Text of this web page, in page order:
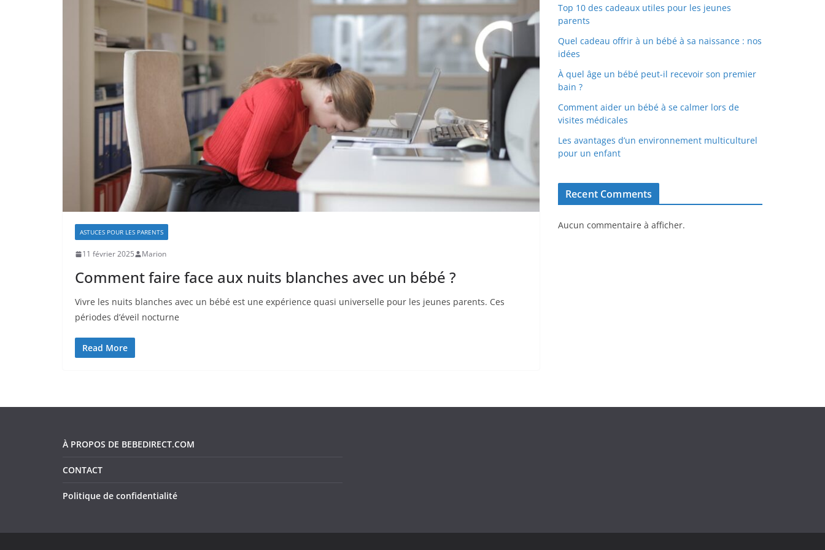
ASTUCES POUR LES PARENTS
11 février 2025 Marion
Comment faire face aux nuits blanches avec un bébé ?
Vivre les nuits blanches avec un bébé est une expérience quasi universelle pour les jeunes parents. Ces
périodes d’éveil nocturne
Read More
Top 10 des cadeaux utiles pour les jeunes
parents
Quel cadeau offrir à un bébé à sa naissance : nos
idées
À quel âge un bébé peut-il recevoir son premier
bain ?
Comment aider un bébé à se calmer lors de
visites médicales
Les avantages d’un environnement multiculturel
pour un enfant
Recent Comments
Aucun commentaire à afficher.
À PROPOS DE BEBEDIRECT.COM
CONTACT
Politique de confidentialité